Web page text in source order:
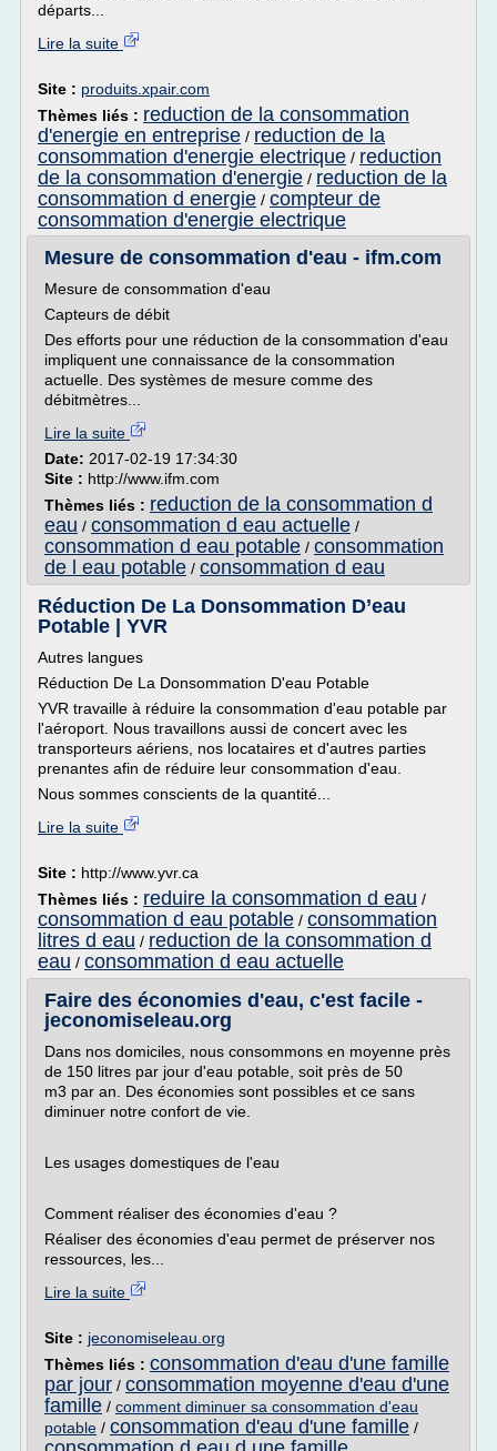
départs...
Lire la suite
Site : produits.xpair.com
Thèmes liés : reduction de la consommation
d'energie en entreprise / reduction de la
consommation d'energie electrique / reduction
de la consommation d'energie / reduction de la
consommation d energie / compteur de
consommation d'energie electrique
Mesure de consommation d'eau - ifm.com
Mesure de consommation d'eau
Capteurs de débit
Des efforts pour une réduction de la consommation d'eau
impliquent une connaissance de la consommation
actuelle. Des systèmes de mesure comme des
débitmètres...
Lire la suite
Date: 2017-02-19 17:34:30
Site : http://www.ifm.com
Thèmes liés : reduction de la consommation d
eau / consommation d eau actuelle /
consommation d eau potable / consommation
de l eau potable / consommation d eau
Réduction De La Donsommation D’eau
Potable | YVR
Autres langues
Réduction De La Donsommation D'eau Potable
YVR travaille à réduire la consommation d'eau potable par
l'aéroport. Nous travaillons aussi de concert avec les
transporteurs aériens, nos locataires et d'autres parties
prenantes afin de réduire leur consommation d'eau.
Nous sommes conscients de la quantité...
Lire la suite
Site : http://www.yvr.ca
Thèmes liés : reduire la consommation d eau /
consommation d eau potable / consommation
litres d eau / reduction de la consommation d
eau / consommation d eau actuelle
Faire des économies d'eau, c'est facile -
jeconomiseleau.org
Dans nos domiciles, nous consommons en moyenne près
de 150 litres par jour d'eau potable, soit près de 50
m3 par an. Des économies sont possibles et ce sans
diminuer notre confort de vie.
Les usages domestiques de l'eau
Comment réaliser des économies d'eau ?
Réaliser des économies d'eau permet de préserver nos
ressources, les...
Lire la suite
Site : jeconomiseleau.org
Thèmes liés : consommation d'eau d'une famille
par jour / consommation moyenne d'eau d'une
famille / comment diminuer sa consommation d'eau
potable / consommation d'eau d'une famille /